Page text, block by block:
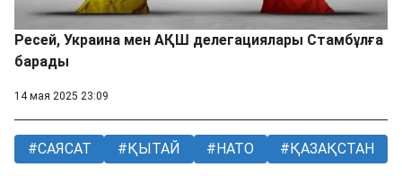
Ресей, Украина мен АҚШ делегациялары Стамбұлға
барады
14 мая 2025 23:09
САЯСАТ ҚЫТАЙ НАТО ҚАЗАҚСТАН